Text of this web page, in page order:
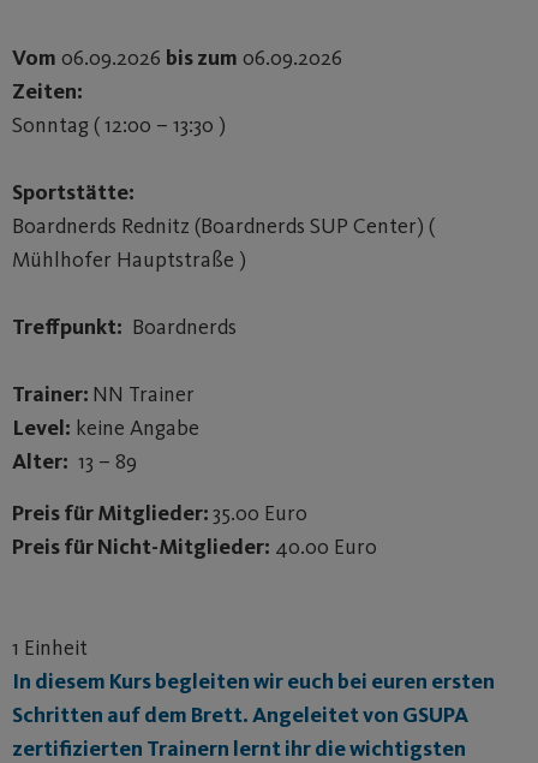
Vom 06.09.2026 bis zum 06.09.2026
Zeiten:
Sonntag ( 12:00 – 13:30 )
Sportstätte:
Boardnerds Rednitz (Boardnerds SUP Center) (
Mühlhofer Hauptstraße )
Treffpunkt: Boardnerds
Trainer: NN Trainer
Level: keine Angabe
Alter: 13 – 89
Preis für Mitglieder:35.00 Euro
Preis für Nicht-Mitglieder: 40.00 Euro
1 Einheit
In diesem Kurs begleiten wir euch bei euren ersten
Schritten auf dem Brett. Angeleitet von GSUPA
zertifizierten Trainern lernt ihr die wichtigsten